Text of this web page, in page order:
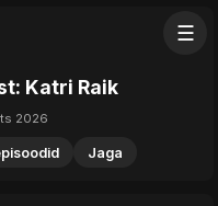
☰
Katri Raik
2026
Jaga